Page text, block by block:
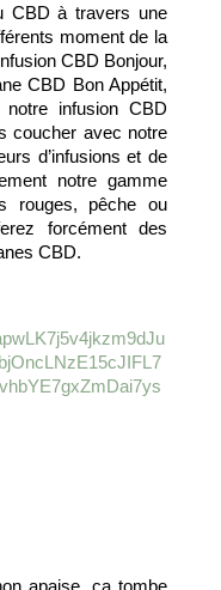
CBD à travers une
moment de la
CBD Bonjour,
CBD Bon Appétit,
infusion CBD
coucher avec notre
d’infusions et de
notre gamme
rouges, pêche ou
forcément des
CBD.